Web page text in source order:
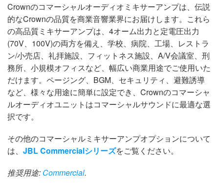
Crownのコマーシャルオーディオミキサーアンプは、伝説
的なCrownの品質を商業音響業界にお届けします。これら
の高品質ミキサーアンプは、4オーム出力と定電圧出力
(70V、100V)の両方を備え、学校、病院、工場、レストラ
ン/小売店、礼拝施設、フィットネス施設、A/V会議室、刑
務所、小規模オフィスなど、幅広い商業用途でご使用いた
だけます。ページング、BGM、セキュリティ、避難誘導
など、様々な用途に簡単に設定でき、Crownのコマーシャ
ルオーディオユニットはコマーシャルサウンドに最適な選
択です。
その他のコマーシャルミキサーアンプオプションについて
は、 JBL Commercialシリーズをご覧ください。
推奨用途: Commercial.